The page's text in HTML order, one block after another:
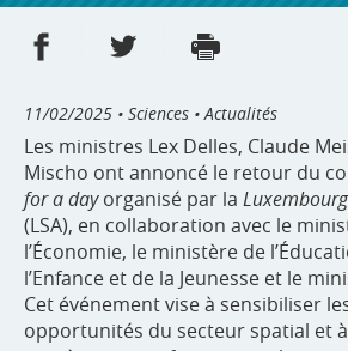
Partager sur Facebook
Partager sur Twitter
11/02/2025 • Sciences • Actualités
Les ministres Lex Delles, Claude
Mischo ont annoncé le retour du
for a dayorganisé par la
(LSA), en collaboration avec le
l’Économie, le ministère de
l’Enfance et de la Jeunesse et le
Cet événement vise à sensibiliser
opportunités du secteur spatial et